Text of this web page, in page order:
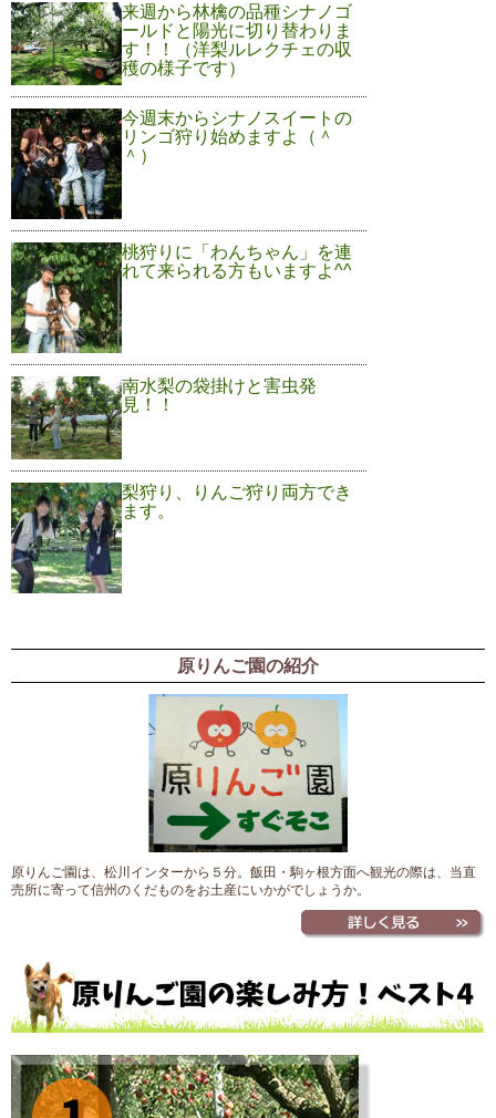
来週から林檎の品種シナノゴ
ールドと陽光に切り替わりま
す！！（洋梨ルレクチェの収
穫の様子です）
今週末からシナノスイートの
リンゴ狩り始めますよ（＾
＾）
桃狩りに「わんちゃん」を連
れて来られる方もいますよ^^
南水梨の袋掛けと害虫発
見！！
梨狩り、りんご狩り両方でき
ます。
原りんご園の紹介
原りんご園は、松川インターから５分。飯田・駒ヶ根方面へ観光の際は、当直
売所に寄って信州のくだものをお土産にいかがでしょうか。